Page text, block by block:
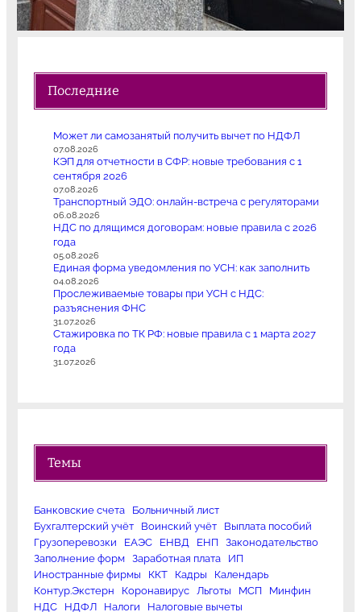
Последние
Может ли самозанятый получить вычет по НДФЛ
07.08.2026
КЭП для отчетности в СФР: новые требования с 1
сентября 2026
07.08.2026
Транспортный ЭДО: онлайн-встреча с регуляторами
06.08.2026
НДС по длящимся договорам: новые правила с 2026
года
05.08.2026
Единая форма уведомления по УСН: как заполнить
04.08.2026
Прослеживаемые товары при УСН с НДС:
разъяснения ФНС
31.07.2026
Стажировка по ТК РФ: новые правила с 1 марта 2027
года
31.07.2026
Темы
Банковские счета
Больничный лист
Бухгалтерский учёт
Воинский учёт
Выплата пособий
Грузоперевозки
ЕАЭС ЕНВД ЕНП
Законодательство
Заполнение форм
Заработная плата
ИП
Иностранные фирмы
ККТ Кадры
Календарь
Контур.Экстерн
Коронавирус Льготы МСП
Минфин
НДС
НДФЛ Налоги
Налоговые вычеты